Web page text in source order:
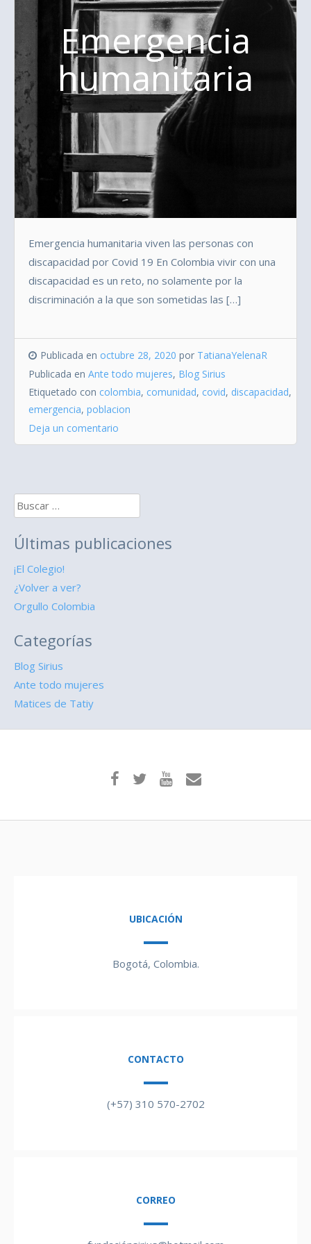
Emergencia
humanitaria
Emergencia humanitaria viven las personas con
discapacidad por Covid 19 En Colombia vivir con una
discapacidad es un reto, no solamente por la
discriminación a la que son sometidas las […]
Publicada en octubre 28, 2020 por TatianaYelenaR
Publicada en Ante todo mujeres, Blog Sirius
Etiquetado con colombia, comunidad, covid, discapacidad,
emergencia, poblacion
Deja un comentario
Buscar:
Últimas publicaciones
¡El Colegio!
¿Volver a ver?
Orgullo Colombia
Categorías
Blog Sirius
Ante todo mujeres
Matices de Tatiy
UBICACIÓN
Bogotá, Colombia.
CONTACTO
(+57) 310 570-2702
CORREO